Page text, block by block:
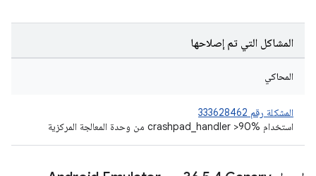
المشاكل التي تم إصلاحها
المحاكي
المشكلة رقم 333628462
استخدام crashpad_handler >90% من وحدة المعالجة المركزية